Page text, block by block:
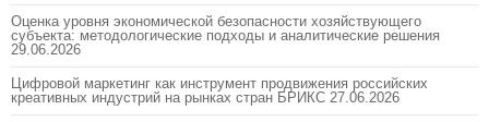
Оценка уровня экономической безопасности хозяйствующего
субъекта: методологические подходы и аналитические решения
29.06.2026
Цифровой маркетинг как инструмент продвижения российских
креативных индустрий на рынках стран БРИКС 27.06.2026